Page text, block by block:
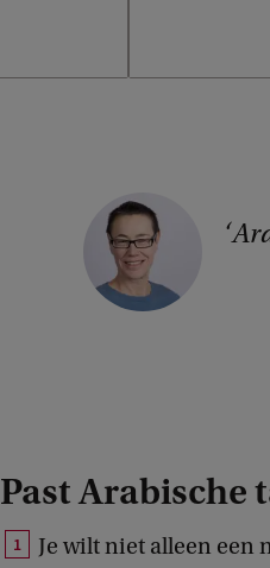
C
o
p
h
:
Past Arabische
Je wilt niet alleen een